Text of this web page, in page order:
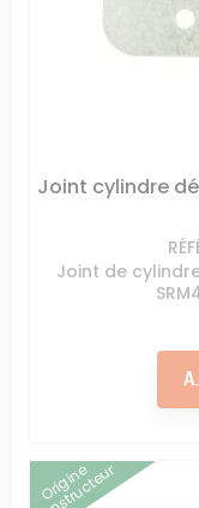
Joint cylindre
Joint de
Origine